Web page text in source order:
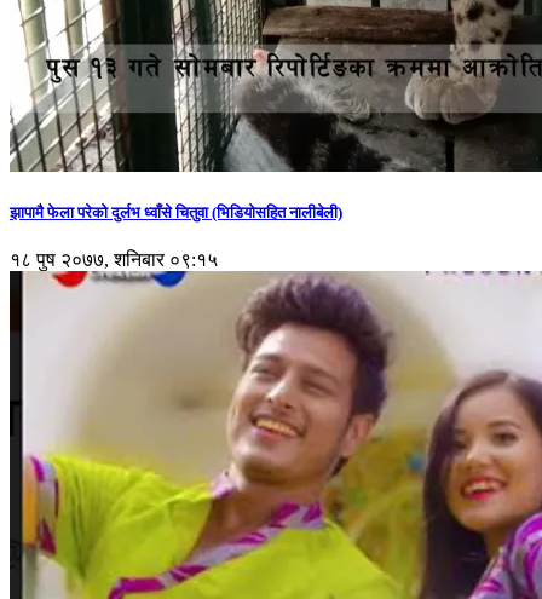
झापामै फेला परेको दुर्लभ ध्वाँसे चितुवा (भिडियोसहित नालीबेली)
१८ पुष २०७७, शनिबार ०९:१५